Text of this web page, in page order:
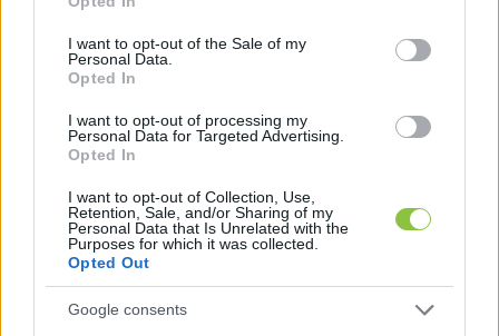
use your data for below specified purposes in below Google
consent section.
I want to opt-out of the Sale of my
Personal Data.
Opted In
I want to opt-out of processing my
Personal Data for Targeted Advertising.
Opted In
I want to opt-out of Collection, Use,
Retention, Sale, and/or Sharing of my
Personal Data that Is Unrelated with the
Purposes for which it was collected.
Opted Out
Google consents
eltiltotta a további jogsértéstől. A határozat ellen
három napon belül lehetett fellebbezni, ami
kecskeméti sajtóügyet, ami ismét neki adott
igazat. A Kúria
Kecskeméti Lapok törvénysértő módon
megsértette az esélyegyenlőség elvét az
időközi választás kampányában azzal, hogy csak
a FIDESZ-KDNP jelöltjét mutatta be a
kampányidőszak alatt többször is megjelent